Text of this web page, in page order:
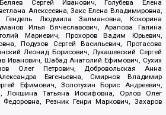
Сергей Иванович, Голубева Елена
Алексеевна, Закс Елена Владимировна,
Гендель Людмила Залмановна, Кокорина
Илья Вячеславович, Арапова Галина
Мариевич, Прохоров Вадим Юрьевич,
Подузов Сергей Васильевич, Протасова
Леонид Борисович, Лукашевский Сергей
Иванович, Шабад Анатолий Ефимович, Сухих
Олег Петрович, Добровольская Анна
Евгеньевна, Смирнов Владимир
Ефимович, Золотухин Борис Андреевич,
Локшина Татьяна Иосифовна, Орлов Олег
Резник Генри Маркович, Захаров